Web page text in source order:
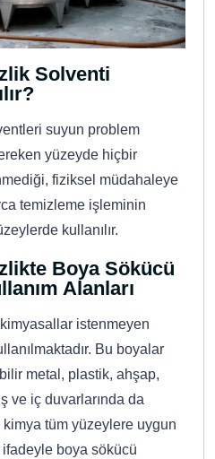
Solventi
suyun problem
yüzeyde hiçbir
fiziksel müdahaleye
temizleme işleminin
kullanılır.
Boya Sökücü
Alanları
kimyasallar istenmeyen
Bu boyalar
metal, plastik, ahşap,
ve iç duvarlarında da
tüm yüzeylere uygun
boya sökücü